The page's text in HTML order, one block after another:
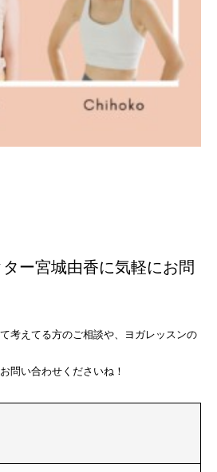
ー宮城由香に気軽にお問
考えてる方のご相談や、ヨガレッスンの
問い合わせくださいね！